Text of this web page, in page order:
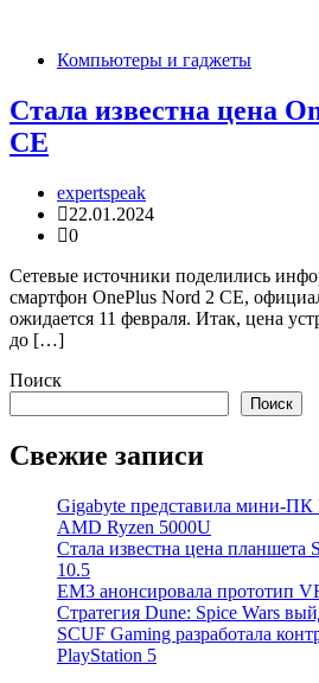
Компьютеры и гаджеты
Стала известна цена
CE
expertspeak
22.01.2024
0
Сетевые источники поделились
смартфон OnePlus Nord 2 CE,
ожидается 11 февраля. Итак, цена
до […]
Поиск
Поиск
Свежие записи
Gigabyte представила мини-ПК
AMD Ryzen 5000U
Стала известна цена планшета
10.5
EM3 анонсировала прототип
Стратегия Dune: Spice Wars
SCUF Gaming разработала
PlayStation 5